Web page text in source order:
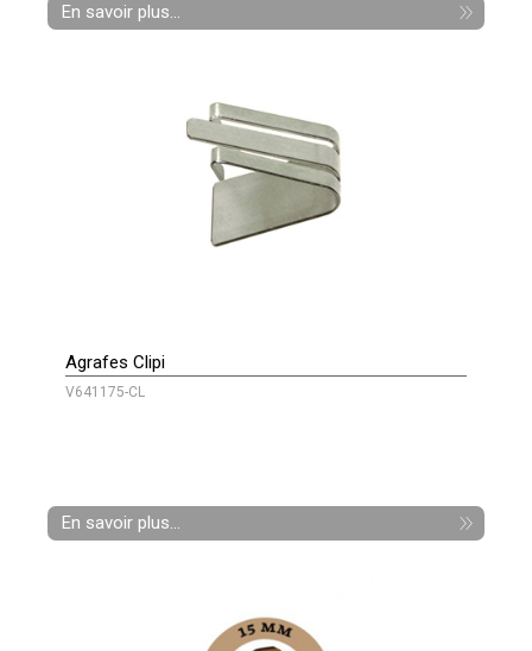
En savoir plus...
Agrafes Clipi
V641175-CL
En savoir plus...